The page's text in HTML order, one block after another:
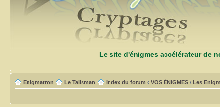
Le site d'énigmes accélérateur de
Enigmatron Le Talisman Index du forum ‹ VOS ÉNIGMES ‹ Les